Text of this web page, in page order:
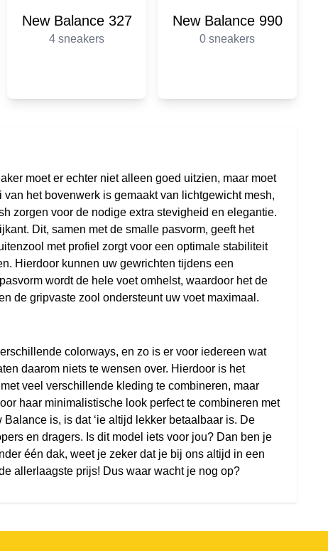
New Balance 327
4 sneakers
New Balance 990
0 sneakers
moet er echter niet alleen goed uitzien, maar moet
het bovenwerk is gemaakt van lichtgewicht mesh,
zorgen voor de nodige extra stevigheid en elegantie.
Dit, samen met de smalle pasvorm, geeft het
met profiel zorgt voor een optimale stabiliteit
Hierdoor kunnen uw gewrichten tijdens een
wordt de hele voet omhelst, waardoor het de
de gripvaste zool ondersteunt uw voet maximaal.
colorways, en zo is er voor iedereen wat
daarom niets te wensen over. Hierdoor is het
veel verschillende kleding te combineren, maar
haar minimalistische look perfect te combineren met
is, is dat ‘ie altijd lekker betaalbaar is. De
en dragers. Is dit model iets voor jou? Dan ben je
één dak, weet je zeker dat je bij ons altijd in een
allerlaagste prijs! Dus waar wacht je nog op?